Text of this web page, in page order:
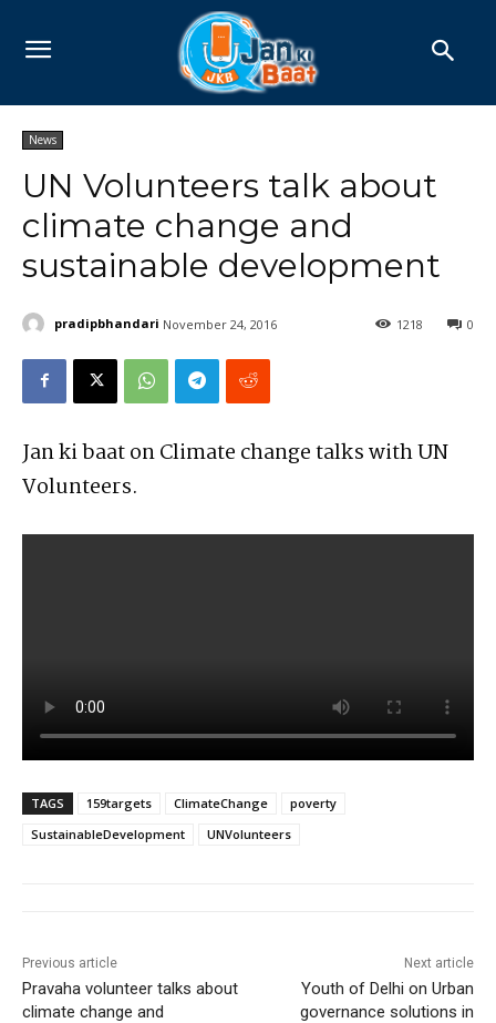
News
UN Volunteers talk about
climate change and
sustainable development
pradipbhandari November 24, 2016 0
1218
Jan ki baat on Climate change talks with UN
Volunteers.
TAGS 159targets ClimateChange
poverty
SustainableDevelopment
UNVolunteers
Previous article
Pravaha volunteer talks about
climate change and
Next article
Youth of Delhi on Urban
governance solutions in